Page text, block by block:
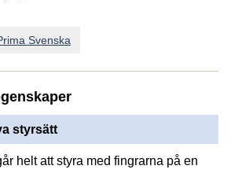
Svenska
styrsätt
helt att styra med fingrarna på en